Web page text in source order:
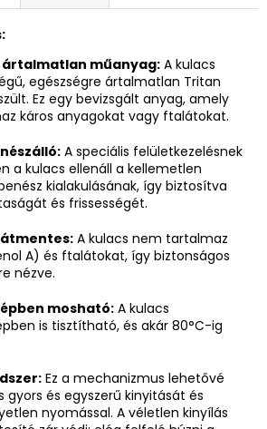
ártalmatlan műanyag: A kulacs
egészségre ártalmatlan Tritan
Ez egy bevizsgált anyag, amely
káros anyagokat vagy ftalátokat.
A speciális felületkezelésnek
a kulacs ellenáll a kellemetlen
kialakulásának, így biztosítva
és frissességét.
A kulacs nem tartalmaz
A) és ftalátokat, így biztonságos
nézve.
mosható: A kulacs
is tisztítható, és akár 80°C-ig
Ez a mechanizmus lehetővé
gyors és egyszerű kinyitását és
nyomással. A véletlen kinyílás